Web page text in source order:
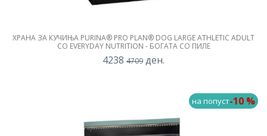
ХРАНА ЗА КУЧИЊА PURINA® PRO PLAN® DOG LARGE ATHLETIC ADULT
СО EVERYDAY NUTRITION - БОГАТА СО ПИЛЕ
4238 4709 ден.
на попуст-10 %